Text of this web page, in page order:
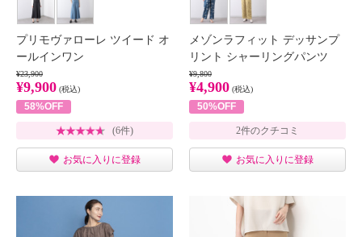
プリモヴァローレ ツイード オ
ールインワン
¥23,900
¥9,900 (税込)
58%OFF
(6件)
お気に入りに登録
メゾンラフィット デッサンプ
リント シャーリングパンツ
¥9,800
¥4,900 (税込)
50%OFF
2件のクチコミ
お気に入りに登録